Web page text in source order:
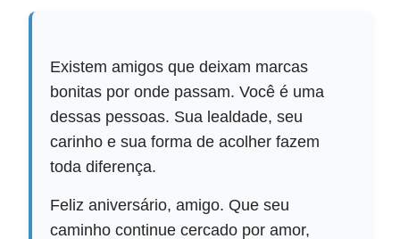
Existem amigos que deixam marcas
bonitas por onde passam. Você é uma
dessas pessoas. Sua lealdade, seu
carinho e sua forma de acolher fazem
toda diferença.
Feliz aniversário, amigo. Que seu
caminho continue cercado por amor,